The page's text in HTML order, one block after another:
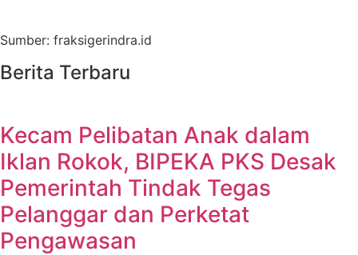
Sumber: fraksigerindra.id
Berita Terbaru
Kecam Pelibatan Anak dalam
Iklan Rokok, BIPEKA PKS Desak
Pemerintah Tindak Tegas
Pelanggar dan Perketat
Pengawasan